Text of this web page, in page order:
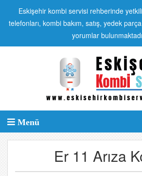
Eskişehir kombi servisi rehberinde
telefonları, kombi bakım, satış, yedek
yorumlar
Menü
Er 11 Arıza